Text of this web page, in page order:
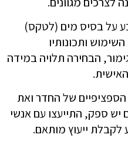
על בסיס מים (לטקס)
ותכונותיו
הבחירה תלויה במידה
של החדר ואת
ספק, התייעצו עם אנשי
לקבלת ייעוץ מותאם.